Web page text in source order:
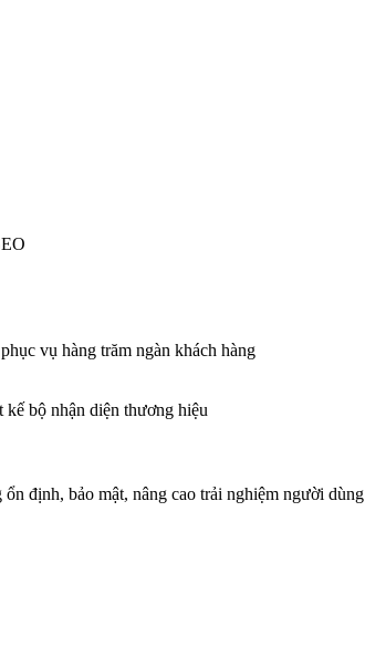
vụ hàng trăm ngàn khách hàng
bộ nhận diện thương hiệu
định, bảo mật, nâng cao trải nghiệm người dùng